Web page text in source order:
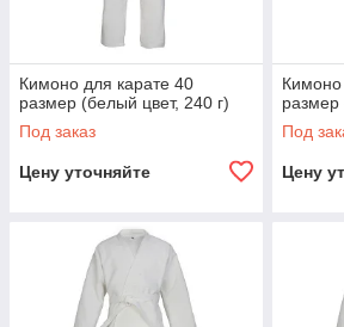
Кимоно для карате 40
размер (белый цвет, 240 г)
Под заказ
Цену уточняйте
Кимоно
размер
Под
Цену